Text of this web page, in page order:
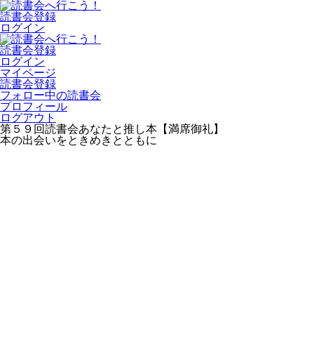
読書会登録
ログイン
読書会登録
ログイン
マイページ
読書会登録
フォロー中の読書会
プロフィール
ログアウト
第５９回読書会あなたと推し本【満席御礼】
本の出会いをときめきとともに